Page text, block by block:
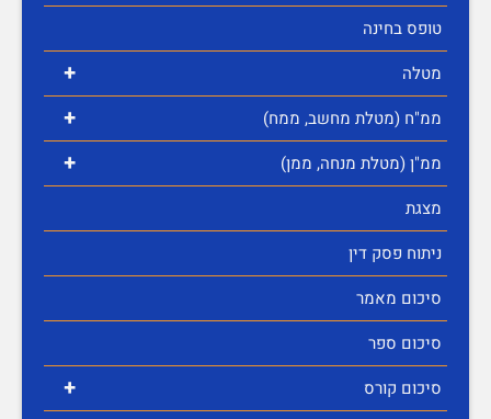
טופס בחינה
+ מטלה
+ ממ"ח (מטלת מחשב, ממח)
+
ממ"ן (מטלת מנחה, ממן)
מצגת
ניתוח פסק דין
סיכום מאמר
סיכום ספר
+
סיכום קורס